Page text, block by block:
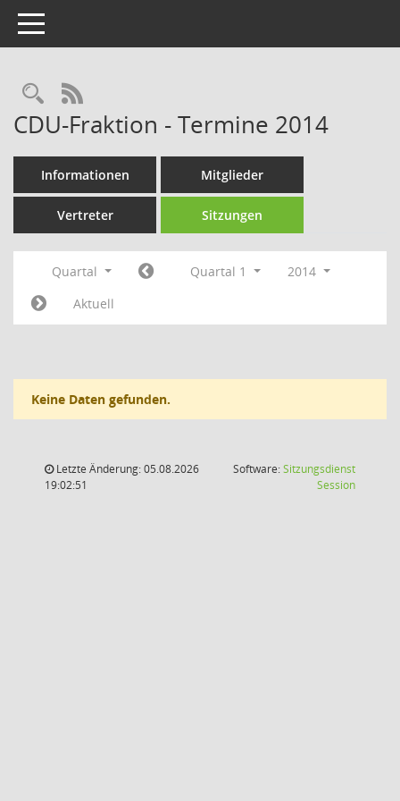
Toggle navigation
Rechercheauswahl
RSS-Feed
CDU-Fraktion - Termine 2014
Informationen Mitglieder
Vertreter Sitzungen
Quartal Quartal 1
2014
Aktuell
Keine Daten gefunden.
Letzte Änderung: 05.08.2026
19:02:51
Software:Sitzungsdienst
Session(Wird in